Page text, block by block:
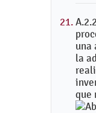
una
la
que